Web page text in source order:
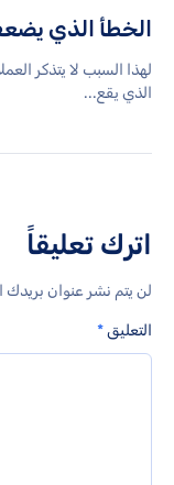
الخطأ الذي
لهذا السبب لا يتذكر
الذي يقع...
اترك تعليقاً
لن يتم نشر عنوان بريدك
التعليق*